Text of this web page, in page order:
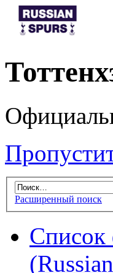
Расширенный поиск
Список